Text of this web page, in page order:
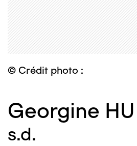
© Crédit photo :
Georgine HU
s.d.